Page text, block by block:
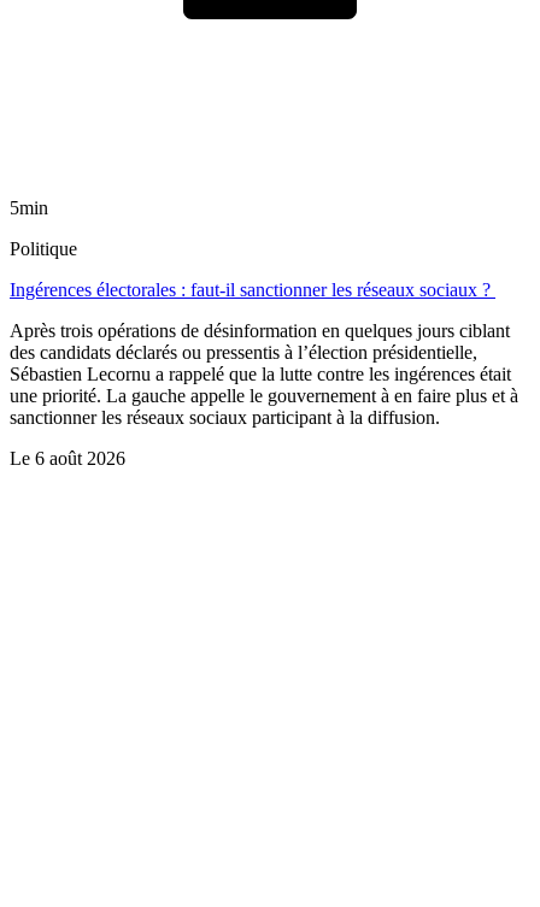
5min
Politique
Ingérences électorales : faut-il sanctionner les réseaux sociaux ?
Après trois opérations de désinformation en quelques jours ciblant
des candidats déclarés ou pressentis à l’élection présidentielle,
Sébastien Lecornu a rappelé que la lutte contre les ingérences était
une priorité. La gauche appelle le gouvernement à en faire plus et à
sanctionner les réseaux sociaux participant à la diffusion.
Le 6 août 2026